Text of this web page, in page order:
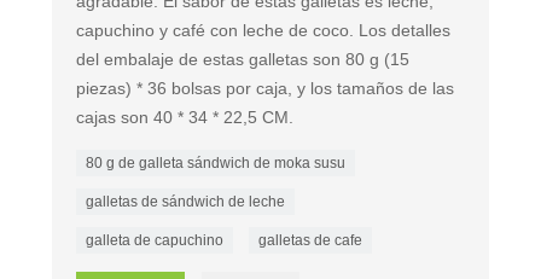
capuchino y café con leche de coco. Los detalles
del embalaje de estas galletas son 80 g (15
piezas) * 36 bolsas por caja, y los tamaños de las
cajas son 40 * 34 * 22,5 CM.
80 g de galleta sándwich de moka susu
galletas de sándwich de leche
galleta de capuchino galletas de cafe